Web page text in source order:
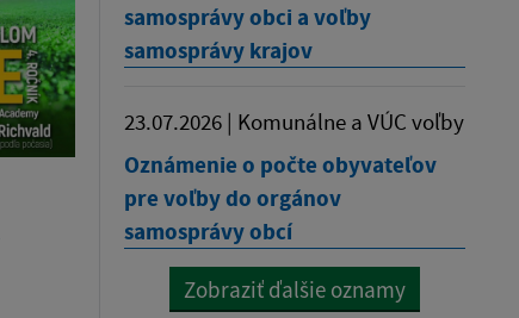
samosprávy obci a voľby
samosprávy krajov
23.07.2026 | Komunálne a VÚC voľby
Oznámenie o počte obyvateľov
pre voľby do orgánov
samosprávy obcí
Zobraziť ďalšie oznamy